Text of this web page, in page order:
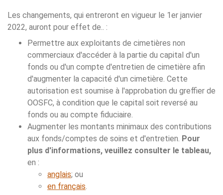
Les changements, qui entreront en vigueur le 1er janvier
2022, auront pour effet de.. :
Permettre aux exploitants de cimetières non
commerciaux d'accéder à la partie du capital d'un
fonds ou d'un compte d'entretien de cimetière afin
d'augmenter la capacité d'un cimetière. Cette
autorisation est soumise à l'approbation du greffier de
OOSFC, à condition que le capital soit reversé au
fonds ou au compte fiduciaire.
Augmenter les montants minimaux des contributions
aux fonds/comptes de soins et d'entretien. Pour
plus d'informations, veuillez consulter le tableau,
en :
anglais; ou
en français.